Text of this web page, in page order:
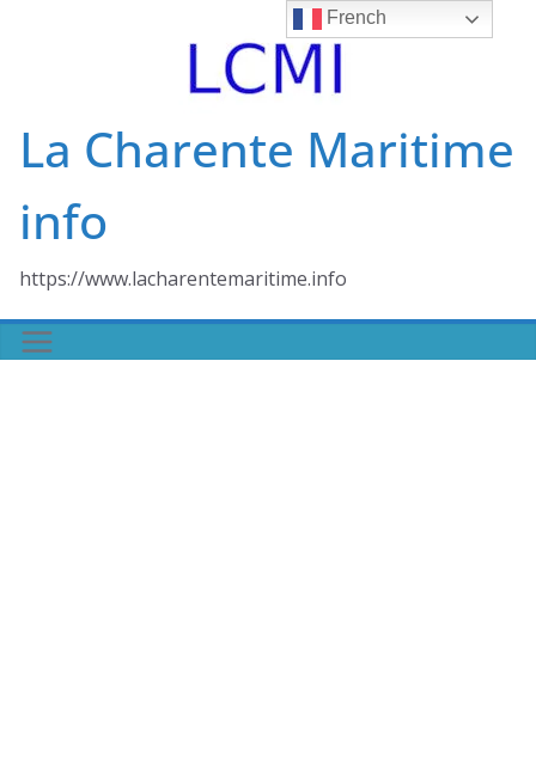
La Charente Maritime
info
https://www.lacharentemaritime.info
French